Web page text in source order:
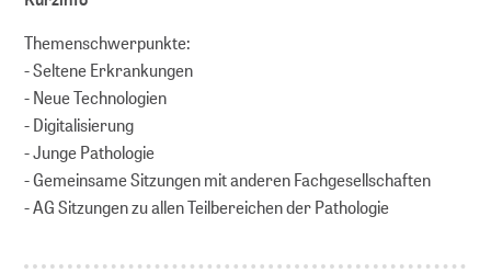
Themenschwerpunkte:
- Seltene Erkrankungen
- Neue Technologien
- Digitalisierung
- Junge Pathologie
- Gemeinsame Sitzungen mit anderen Fachgesellschaften
- AG Sitzungen zu allen Teilbereichen der Pathologie